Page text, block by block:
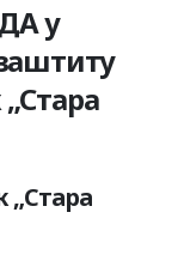
у
„Стара